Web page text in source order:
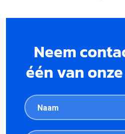
Neem
één van